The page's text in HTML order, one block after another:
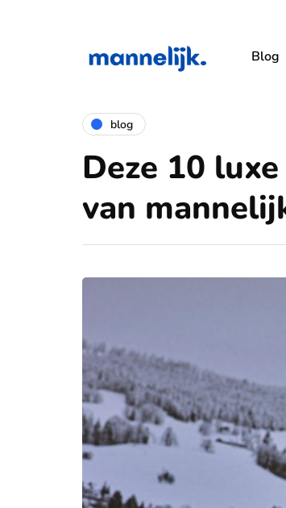
Blog
blog
Deze 10
van